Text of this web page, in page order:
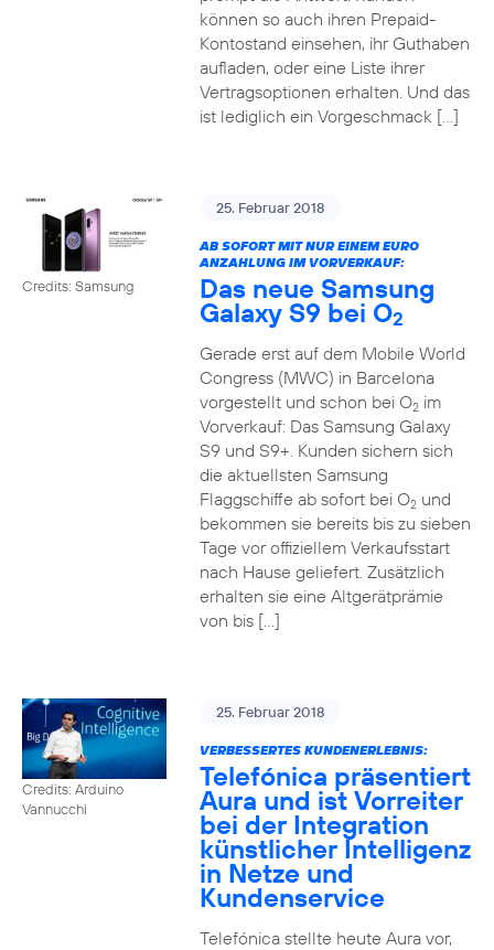
können so auch ihren Prepaid-
Kontostand einsehen, ihr Guthaben
aufladen, oder eine Liste ihrer
Vertragsoptionen erhalten. Und das
ist lediglich ein Vorgeschmack […]
Credits: Samsung
25. Februar 2018
AB SOFORT MIT NUR EINEM EURO
ANZAHLUNG IM VORVERKAUF:
Das neue Samsung
Galaxy S9 bei O2
Gerade erst auf dem Mobile World
Congress (MWC) in Barcelona
vorgestellt und schon bei O2im
Vorverkauf: Das Samsung Galaxy
S9 und S9+. Kunden sichern sich
die aktuellsten Samsung
Flaggschiffe ab sofort bei O2und
bekommen sie bereits bis zu sieben
Tage vor offiziellem Verkaufsstart
nach Hause geliefert. Zusätzlich
erhalten sie eine Altgerätprämie
von bis […]
Credits: Arduino
Vannucchi
25. Februar 2018
VERBESSERTES KUNDENERLEBNIS:
Telefónica präsentiert
Aura und ist Vorreiter
bei der Integration
künstlicher Intelligenz
in Netze und
Kundenservice
Telefónica stellte heute Aura vor,